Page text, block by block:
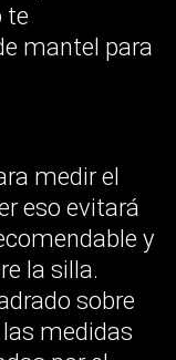
te
mantel para
medir el
eso evitará
y
la silla.
sobre
medidas